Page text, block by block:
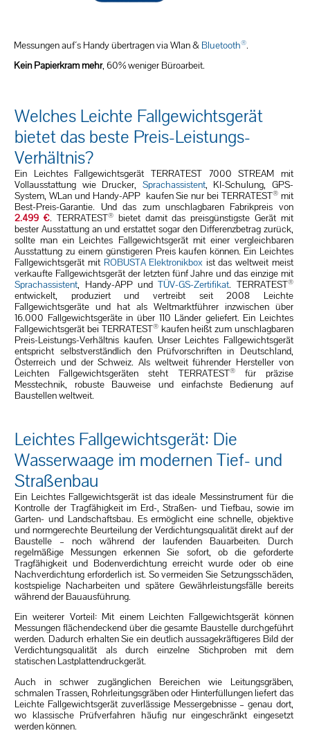
Messungen auf´s Handy übertragen via Wlan & Bluetooth®.
Kein Papierkram mehr, 60% weniger Büroarbeit.
Welches Leichte Fallgewichtsgerät
bietet das beste Preis-Leistungs-
Verhältnis?
Ein Leichtes Fallgewichtsgerät TERRATEST 7000 STREAM mit
Vollausstattung wie Drucker, Sprachassistent, KI-Schulung, GPS-
System, WLan und Handy-APP kaufen Sie nur bei TERRATEST®mit
Best-Preis-Garantie. Und das zum unschlagbaren Fabrikpreis von
2.499 €. TERRATEST®bietet damit das preisgünstigste Gerät mit
bester Ausstattung an und erstattet sogar den Differenzbetrag zurück,
sollte man ein Leichtes Fallgewichtsgerät mit einer vergleichbaren
Ausstattung zu einem günstigeren Preis kaufen können. Ein Leichtes
Fallgewichtsgerät mit ROBUSTA Elektronikbox ist das weltweit meist
verkaufte Fallgewichtsgerät der letzten fünf Jahre und das einzige mit
Sprachassistent, Handy-APP undTÜV-GS-Zertifikat. TERRATEST®
entwickelt, produziert und vertreibt seit 2008 Leichte
Fallgewichtsgeräte und hat als Weltmarktführer inzwischen über
16.000 Fallgewichtsgeräte in über 110 Länder geliefert. Ein Leichtes
Fallgewichtsgerät bei TERRATEST®kaufen heißt zum unschlagbaren
Preis-Leistungs-Verhältnis kaufen. Unser Leichtes Fallgewichtsgerät
entspricht selbstverständlich den Prüfvorschriften in Deutschland,
Österreich und der Schweiz. Als weltweit führender Hersteller von
Leichten Fallgewichtsgeräten steht TERRATEST®für präzise
Messtechnik, robuste Bauweise und einfachste Bedienung auf
Baustellen weltweit.
Leichtes Fallgewichtsgerät: Die
Wasserwaage im modernen Tief- und
Straßenbau
Ein Leichtes Fallgewichtsgerät ist das ideale Messinstrument für die
Kontrolle der Tragfähigkeit im Erd-, Straßen- und Tiefbau, sowie im
Garten- und Landschaftsbau. Es ermöglicht eine schnelle, objektive
und normgerechte Beurteilung der Verdichtungsqualität direkt auf der
Baustelle – noch während der laufenden Bauarbeiten. Durch
regelmäßige Messungen erkennen Sie sofort, ob die geforderte
Tragfähigkeit und Bodenverdichtung erreicht wurde oder ob eine
Nachverdichtung erforderlich ist. So vermeiden Sie Setzungsschäden,
kostspielige Nacharbeiten und spätere Gewährleistungsfälle bereits
während der Bauausführung.
Ein weiterer Vorteil: Mit einem Leichten Fallgewichtsgerät können
Messungen flächendeckend über die gesamte Baustelle durchgeführt
werden. Dadurch erhalten Sie ein deutlich aussagekräftigeres Bild der
Verdichtungsqualität als durch einzelne Stichproben mit dem
statischen Lastplattendruckgerät.
Auch in schwer zugänglichen Bereichen wie Leitungsgräben,
schmalen Trassen, Rohrleitungsgräben oder Hinterfüllungen liefert das
Leichte Fallgewichtsgerät zuverlässige Messergebnisse – genau dort,
wo klassische Prüfverfahren häufig nur eingeschränkt eingesetzt
werden können.